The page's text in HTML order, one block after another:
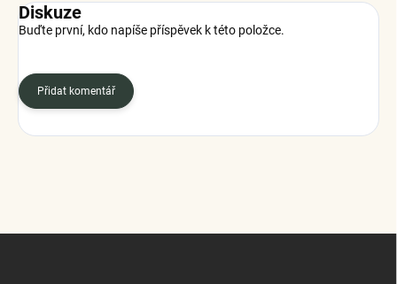
Diskuze
Buďte první, kdo napíše příspěvek k této položce.
Přidat komentář